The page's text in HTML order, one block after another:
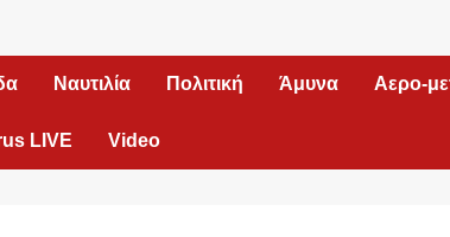
Ναυτιλία Πολιτική Άμυνα Αερο-
LIVE Video